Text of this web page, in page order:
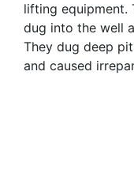
lifting equipment.
dug into the well
They dug deep
and caused